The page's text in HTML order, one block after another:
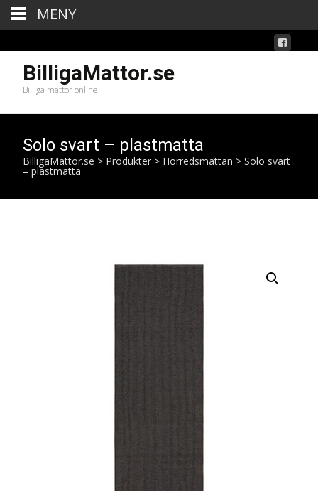
BilligaMattor.se
Billiga mattor online
Solo svart – plastmatta
BilligaMattor.se > Produkter > Horredsmattan > Solo svart
– plastmatta
MENY